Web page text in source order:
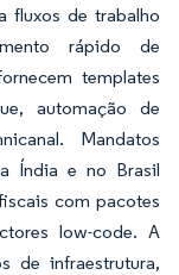
fluxos de trabalho
rápido de
templates
automação de
Mandatos
Índia e no Brasil
com pacotes
low-code. A
de infraestrutura,